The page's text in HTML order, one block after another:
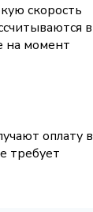
скорость
в
на момент
оплату в
требует